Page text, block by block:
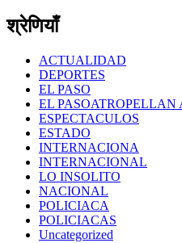
श्रेणियाँ
ACTUALIDAD
DEPORTES
EL PASO
EL PASOATROPELLAN
ESPECTACULOS
ESTADO
INTERNACIONA
INTERNACIONAL
LO INSOLITO
NACIONAL
POLICIACA
POLICIACAS
Uncategorized